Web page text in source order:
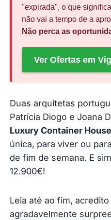
"expirada", o que
não vai a tempo de a
Não perca as
Ver Ofertas em
Duas arquitetas
Patrícia Diogo e Joana
Luxury Container House
única, para viver ou
de fim de semana. E
12.900€!
Leia até ao fim,
agradavelmente